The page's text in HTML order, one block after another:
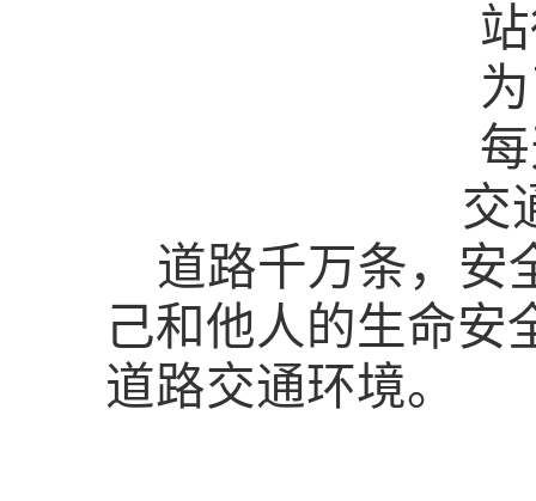
交
道路千万条，安
己和他人的生命安
道路交通环境。